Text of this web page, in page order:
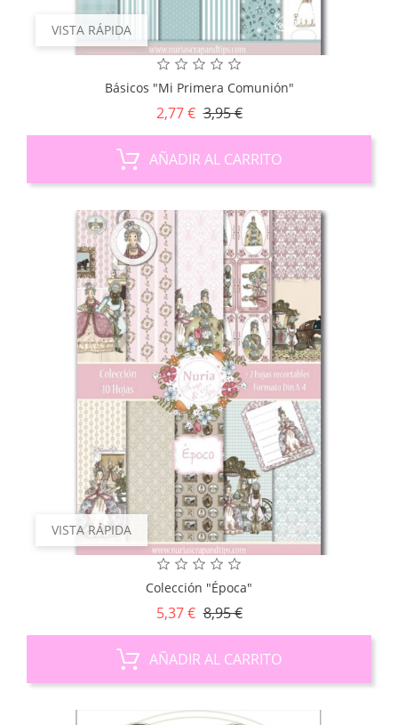
VISTA RÁPIDA
Básicos "Mi Primera Comunión"
2,77 € Precio
3,95 €Precio
AÑADIR AL CARRITO
VISTA RÁPIDA
Colección "Época"
5,37 € Precio
8,95 €Precio
AÑADIR AL CARRITO